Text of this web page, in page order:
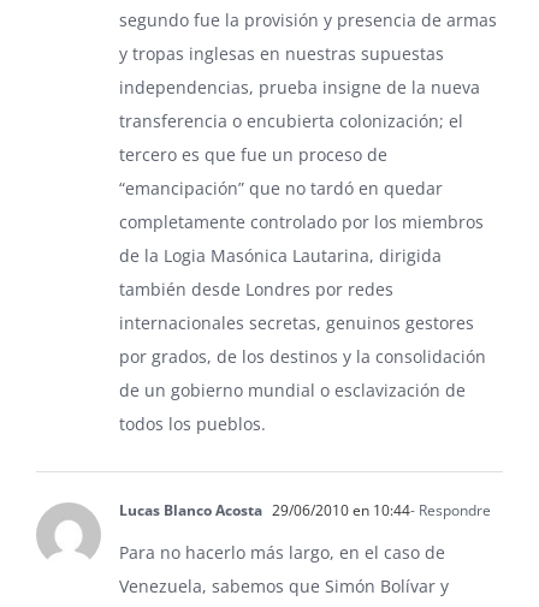
segundo fue la provisión y presencia de armas
y tropas inglesas en nuestras supuestas
independencias, prueba insigne de la nueva
transferencia o encubierta colonización; el
tercero es que fue un proceso de
“emancipación” que no tardó en quedar
completamente controlado por los miembros
de la Logia Masónica Lautarina, dirigida
también desde Londres por redes
internacionales secretas, genuinos gestores
por grados, de los destinos y la consolidación
de un gobierno mundial o esclavización de
todos los pueblos.
Lucas Blanco Acosta 29/06/2010 en 10:44- Respondre
Para no hacerlo más largo, en el caso de
Venezuela, sabemos que Simón Bolívar y